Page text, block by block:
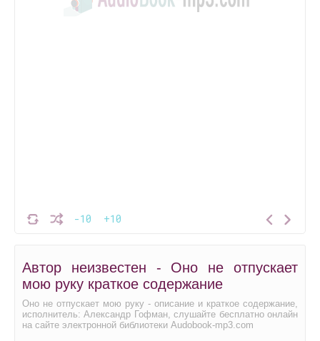
-10 +10
Автор неизвестен - Оно не отпускает
мою руку краткое содержание
Оно не отпускает мою руку - описание и краткое содержание,
исполнитель: Александр Гофман, слушайте бесплатно онлайн
на сайте электронной библиотеки Audobook-mp3.com